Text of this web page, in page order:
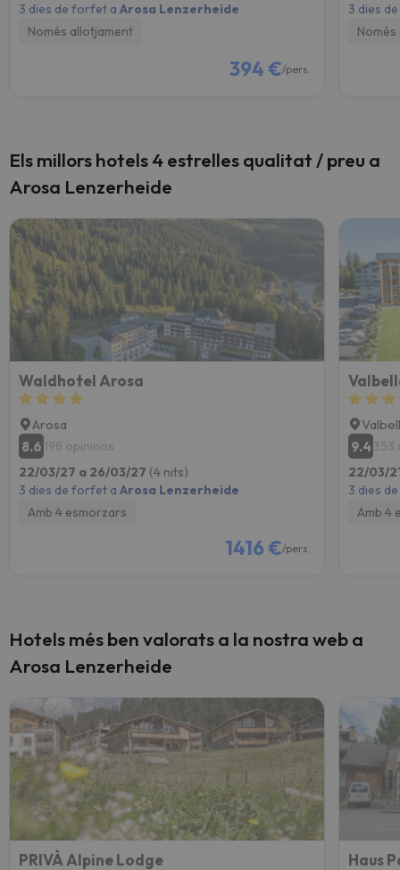
3 dies de forfet a Arosa Lenzerheide
Només allotjament
394 €/pers.
3 dies
Els millors hotels 4 estrelles qualitat / preu a
Arosa Lenzerheide
Waldhotel Arosa
Arosa
8.6 198 opinions
22/03/27 a 26/03/27 (4 nits)
3 dies de forfet a Arosa Lenzerheide
Amb 4 esmorzars
1416 €/pers.
9.4353
22/03/
3 dies
Amb 4
Hotels més ben valorats a la nostra web a
Arosa Lenzerheide
PRIVÀ Alpine Lodge Haus